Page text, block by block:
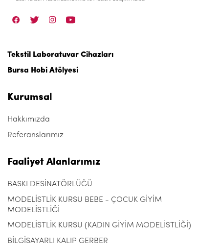
Tekstil Laboratuvar Cihazları
Bursa Hobi Atölyesi
Kurumsal
Hakkımızda
Referanslarımız
Faaliyet Alanlarımız
BASKI DESİNATÖRLÜĞÜ
MODELİSTLİK KURSU BEBE - ÇOCUK GİYİM
MODELİSTLİĞİ
MODELİSTLİK KURSU (KADIN GİYİM MODELİSTLİĞİ)
BİLGİSAYARLI KALIP GERBER